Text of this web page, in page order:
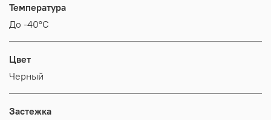
Температура
До -40°С
Цвет
Черный
Застежка